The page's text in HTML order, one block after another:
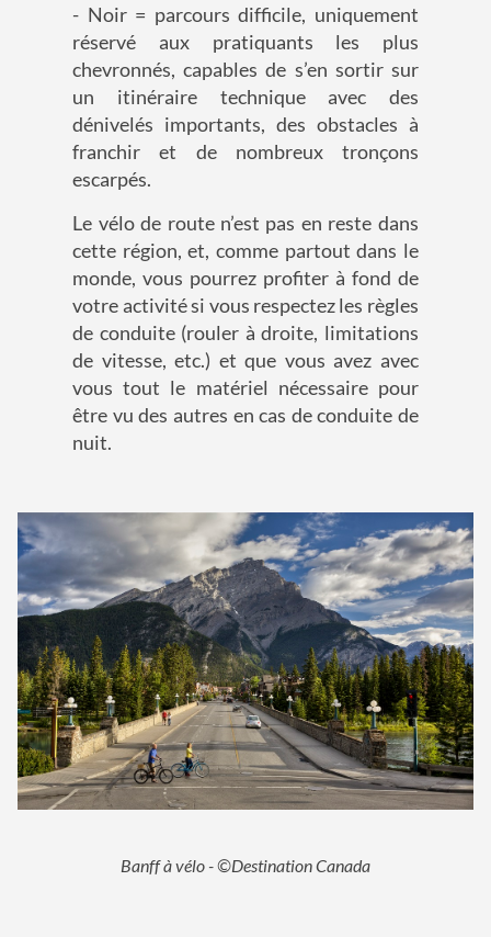
- Noir = parcours difficile, uniquement
réservé aux pratiquants les plus
chevronnés, capables de s’en sortir sur
un itinéraire technique avec des
dénivelés importants, des obstacles à
franchir et de nombreux tronçons
escarpés.
Le vélo de route n’est pas en reste dans
cette région, et, comme partout dans le
monde, vous pourrez profiter à fond de
votre activité si vous respectez les règles
de conduite (rouler à droite, limitations
de vitesse, etc.) et que vous avez avec
vous tout le matériel nécessaire pour
être vu des autres en cas de conduite de
nuit.
Banff à vélo - ©Destination Canada